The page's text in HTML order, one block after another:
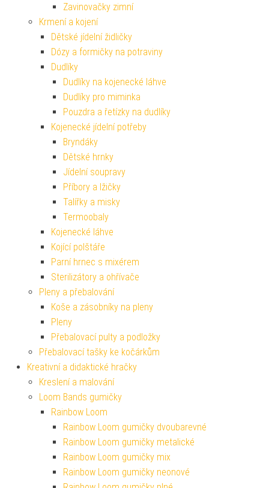
Zavinovačky zimní
Krmení a kojení
Dětské jídelní židličky
Dózy a formičky na potraviny
Dudlíky
Dudlíky na kojenecké láhve
Dudlíky pro miminka
Pouzdra a řetízky na dudlíky
Kojenecké jídelní potřeby
Bryndáky
Dětské hrnky
Jídelní soupravy
Příbory a lžičky
Talířky a misky
Termoobaly
Kojenecké láhve
Kojící polštáře
Parní hrnec s mixérem
Sterilizátory a ohřívače
Pleny a přebalování
Koše a zásobníky na pleny
Pleny
Přebalovací pulty a podložky
Přebalovací tašky ke kočárkům
Kreativní a didaktické hračky
Kreslení a malování
Loom Bands gumičky
Rainbow Loom
Rainbow Loom gumičky dvoubarevné
Rainbow Loom gumičky metalické
Rainbow Loom gumičky mix
Rainbow Loom gumičky neonové